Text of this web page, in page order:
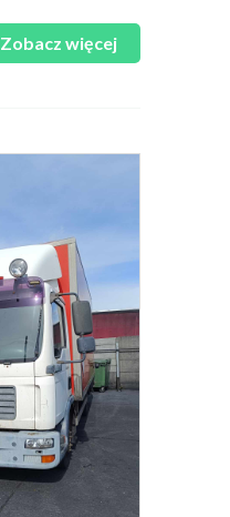
Zobacz więcej